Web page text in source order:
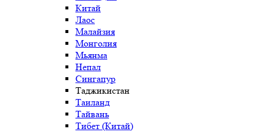
Китай
Лаос
Малайзия
Монголия
Мьянма
Непал
Сингапур
Таджикистан
Таиланд
Тайвань
Тибет (Китай)